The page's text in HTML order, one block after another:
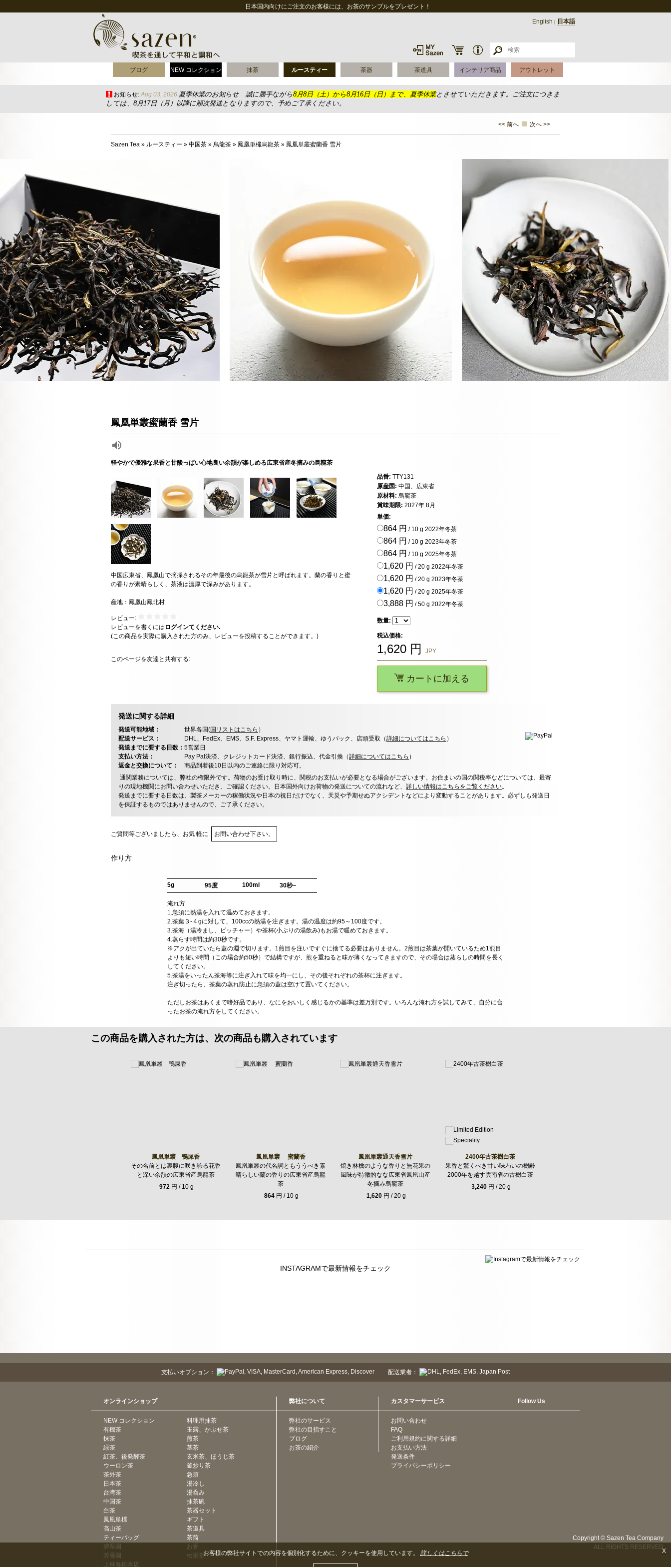
日本国内向けにご注文のお客様には、お茶のサンプルをプレゼント！
English | 日本語
ブログ NEW コレクション 抹茶 ルースティー 茶器 茶道具 インテリア商品 アウトレット
お知らせ: Aug 03, 2026 夏季休業のお知らせ 誠に勝手ながら8月8日（土）から8月16日（日）まで、夏季休業とさせていただきます。ご注文につきま
しては、8月17日（月）以降に順次発送となりますので、予めご了承ください。
<< 前へ 次へ >>
Sazen Tea » ルースティー » 中国茶 » 烏龍茶 » 鳳凰単欉烏龍茶 » 鳳凰単叢蜜蘭香 雪片
鳳凰単叢蜜蘭香 雪片
軽やかで優雅な果香と甘酸っぱい心地良い余韻が楽しめる広東省産冬摘みの烏龍茶
中国広東省、鳳凰山で摘採されるその年最後の烏龍茶が雪片と呼ばれます。蘭の香りと蜜
の香りが素晴らしく、茶液は濃厚で深みがあります。
産地：鳳凰山鳳北村
レビュー:
レビューを書くには ログインてください.
(この商品を実際に購入された方のみ、レビューを投稿することができます。)
このページを友達と共有する:
品番: TTY131
原産国: 中国、広東省
原材料: 烏龍茶
賞味期限: 2027年 8月
単価:
864 円 / 10 g 2022年冬茶
864 円 / 10 g 2023年冬茶
864 円 / 10 g 2025年冬茶
1,620 円 / 20 g 2022年冬茶
1,620 円 / 20 g 2023年冬茶
1,620 円 / 20 g 2025年冬茶
3,888 円 / 50 g 2022年冬茶
数量:
税込価格:
1,620 円 JPY
カートに加える
発送に関する詳細
発送可能地域： 世界各国(国リストはこちら ）
配送サービス：
DHL、FedEx、EMS、S.F. Express、ヤマト運輸、ゆうパック、店頭受取（詳細についてはこちら ）
発送までに要する日数： 5営業日
支払い方法：
Pay Pal決済、クレジットカード決済、銀行振込、代金引換（詳細についてはこちら ）
返金と交換について：
商品到着後10日以内のご連絡に限り対応可。
通関業務については、弊社の権限外です。荷物のお受け取り時に、関税のお支払いが必要となる場合がございます。お住まいの国の関税率などについては、最寄
りの現地機関にお問い合わせいただき、ご確認ください。日本国外向けお荷物の発送についての流れなど、 詳しい情報はこちらをご覧ください。
発送までに要する日数は、製茶メーカーの稼働状況や日本の祝日だけでなく、天災や予期せぬアクシデントなどにより変動することがあります。必ずしも発送日
を保証するものではありませんので、ご了承ください。
ご質問等ございましたら、お気 軽に お問い合わせ下さい。
作り方
5g 95度 100ml 30秒~
淹れ方
1.急須に熱湯を入れて温めておきます。
2.茶葉３-４gに対して、100ccの熱湯を注ぎます。湯の温度は約95～100度です。
3.茶海（湯冷まし、ピッチャー）や茶杯(小ぶりの湯飲み)もお湯で暖めておきます。
4.蒸らす時間は約30秒です。
※アクが出ていたら蓋の淵で切ります。1煎目を注いですぐに捨てる必要はありません。2煎目は茶葉が開いているため1煎目
よりも短い時間（この場合約50秒）で結構ですが、煎を重ねると味が薄くなってきますので、その場合は蒸らしの時間を長く
してください。
5.茶湯をいったん茶海等に注ぎ入れて味を均一にし、その後それぞれの茶杯に注ぎます。
注ぎ切ったら、茶葉の蒸れ防止に急須の蓋は空けて置いてください。
ただしお茶はあくまで嗜好品であり、なにをおいしく感じるかの基準は差万別です。いろんな淹れ方を試してみて、自分に合
ったお茶の淹れ方をしてください。
この商品を購入された方は、次の商品も購入されています
鳳凰単叢 鴨屎香
その名前とは裏腹に咲き誇る花香
と深い余韻の広東省産烏龍茶
972円 / 10 g
鳳凰単叢 蜜蘭香
鳳凰単叢の代名詞ともううべき素
晴らしい蘭の香りの広東省産烏龍
茶
864円 / 10 g
鳳凰単叢通天香雪片
焼き林檎のような香りと無花果の
風味が特徴的なな広東省鳳凰山産
冬摘み烏龍茶
1,620円 / 20 g
2400年古茶樹白茶
果香と驚くべき甘い味わいの樹齢
2000年を越す雲南省の古樹白茶
3,240円 / 20 g
INSTAGRAMで最新情報をチェック
支払いオプション： 配送業者：
オンラインショップ
NEW コレクション
有機茶
抹茶
緑茶
紅茶、後発酵茶
ウーロン茶
茶外茶
日本茶
台湾茶
中国茶
白茶
鳳凰単欉
高山茶
ティーバッグ
碧翠園
芳香園
上林春松本店
料理用抹茶
玉露、かぶせ茶
煎茶
茎茶
玄米茶、ほうじ茶
釜炒り茶
急須
湯冷し
湯呑み
抹茶碗
茶器セット
ギフト
茶道具
茶筒
お香
松栄堂
弊社について
弊社のサービス
弊社の目指すこと
ブログ
お茶の紹介
カスタマーサービス
お問い合わせ
FAQ
ご利用規約に関する詳細
お支払い方法
発送条件
プライバシーポリシー
Follow Us
Copyright © Sazen Tea Company
ALL RIGHTS RESERVED
X
お客様の弊社サイトでの内容を個別化するために、クッキーを使用しています。 詳しくはこちらで